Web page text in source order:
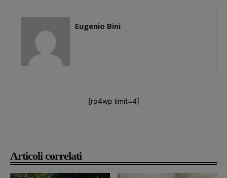
Articoli correlati
Eugenio Bini
[rp4wp limit=4]